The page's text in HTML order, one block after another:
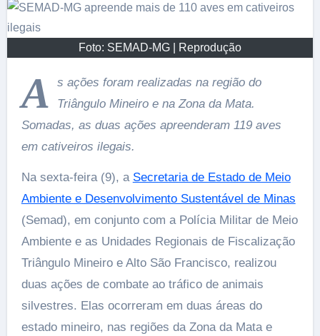
Foto: SEMAD-MG | Reprodução
A
s ações foram realizadas na região do
Triângulo Mineiro e na Zona da Mata.
Somadas, as duas ações apreenderam 119 aves
em cativeiros ilegais.
Na sexta-feira (9), a Secretaria de Estado de Meio
Ambiente e Desenvolvimento Sustentável de Minas
(Semad), em conjunto com a Polícia Militar de Meio
Ambiente e as Unidades Regionais de Fiscalização
Triângulo Mineiro e Alto São Francisco, realizou
duas ações de combate ao tráfico de animais
silvestres. Elas ocorreram em duas áreas do
estado mineiro, nas regiões da Zona da Mata e